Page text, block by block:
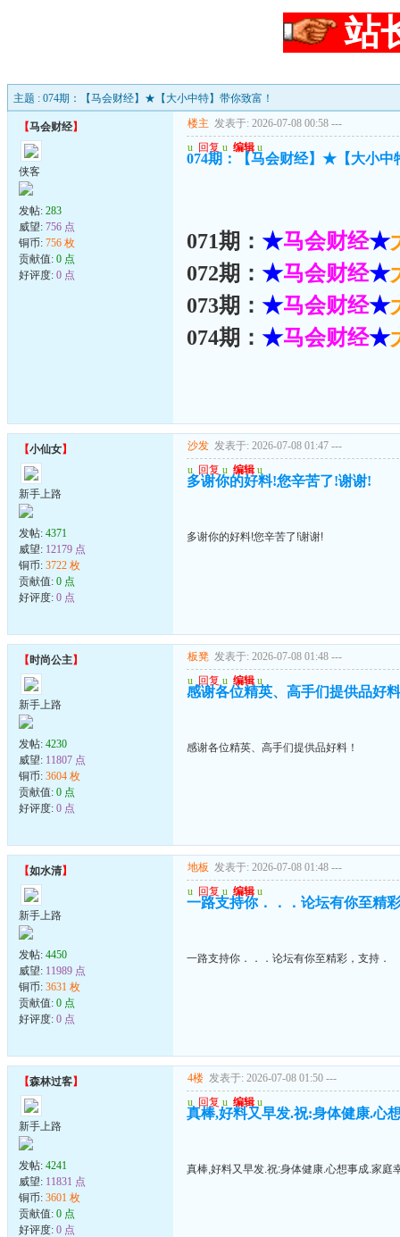
站
主题 : 074期：【马会财经】★【大小中特】带你致富！
【马会财经】
侠客
发帖: 283
威望: 756 点
铜币: 756 枚
贡献值: 0 点
好评度: 0 点
楼主 发表于: 2026-07-08 00:58 ---
u 回复 u 编辑 u
074期：【马会财经】★【大小中
071期： ★马会财经★
072期： ★马会财经★
073期： ★马会财经★
074期： ★马会财经★
【小仙女】
新手上路
发帖: 4371
威望: 12179 点
铜币: 3722 枚
贡献值: 0 点
好评度: 0 点
沙发 发表于: 2026-07-08 01:47 ---
u 回复 u 编辑 u
多谢你的好料!您辛苦了!谢谢!
多谢你的好料!您辛苦了!谢谢!
【时尚公主】
新手上路
发帖: 4230
威望: 11807 点
铜币: 3604 枚
贡献值: 0 点
好评度: 0 点
板凳 发表于: 2026-07-08 01:48 ---
u 回复 u 编辑 u
感谢各位精英、高手们提供品好
感谢各位精英、高手们提供品好料！
【如水清】
新手上路
发帖: 4450
威望: 11989 点
铜币: 3631 枚
贡献值: 0 点
好评度: 0 点
地板 发表于: 2026-07-08 01:48 ---
u 回复 u 编辑 u
一路支持你．．．论坛有你至精
一路支持你．．．论坛有你至精彩，支持．
【森林过客】
新手上路
发帖: 4241
威望: 11831 点
铜币: 3601 枚
贡献值: 0 点
好评度: 0 点
4楼 发表于: 2026-07-08 01:50 ---
u 回复 u 编辑 u
真棒,好料又早发.祝:身体健康.心
真棒,好料又早发.祝:身体健康.心想事成.家庭